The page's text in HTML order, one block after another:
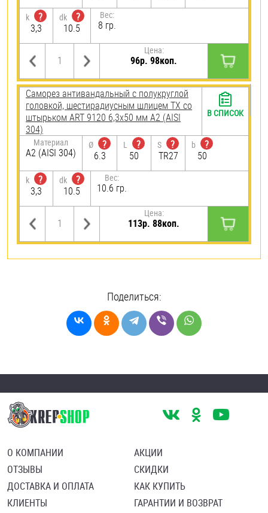
k
?
3,3
dk
?
10.5
Вес:
8 гр.
Цена:
96р. 98коп.
Саморез антивандальный с полукруглой
головкой, шестирадиусным шлицем TX со
штырьком ART 9120 6,3х50 мм А2 (AISI
304)
Материал
А2 (AISI 304)
Ø
?
6.3
L
?
50
S
?
TR27
b
?
50
k
?
3,3
dk
?
10.5
Вес:
10.6 гр.
Цена:
113р. 88коп.
В СПИСОК
Поделиться:
О КОМПАНИИ
ОТЗЫВЫ
ДОСТАВКА И ОПЛАТА
КЛИЕНТЫ
АКЦИИ
СКИДКИ
КАК КУПИТЬ
ГАРАНТИИ И ВОЗВРАТ